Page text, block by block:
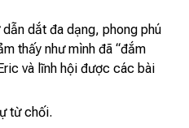
dắt đa dạng, phong phú
thấy như mình đã “đắm
và lĩnh hội được các bài
từ chối.